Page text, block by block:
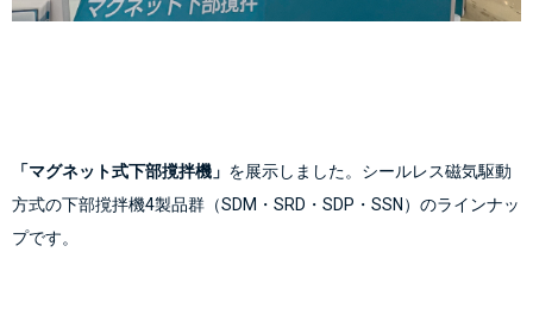
「マグネット式下部撹拌機」 を展示しました。シールレス磁気駆動
方式の下部撹拌機4製品群（SDM・SRD・SDP・SSN）のラインナッ
プです。